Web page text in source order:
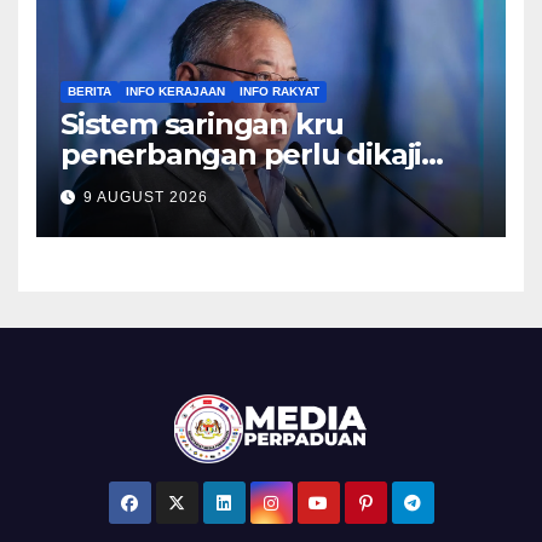
BERITA INFO KERAJAAN INFO RAKYAT
Sistem saringan kru
penerbangan perlu dikaji
semula, pulihkan keyakinan
penumpang – Tiong
9 AUGUST 2026